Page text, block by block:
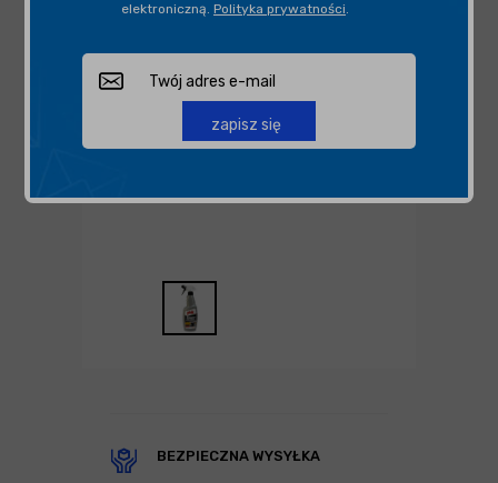
BEZPIECZNA WYSYŁKA
elektroniczną. Polityka prywatności.
zapisz się